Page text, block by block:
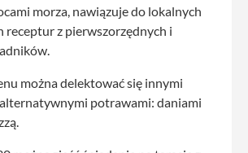
morza, nawiązuje do lokalnych
receptur z pierwszorzędnych i
można delektować się innymi
potrawami: daniami